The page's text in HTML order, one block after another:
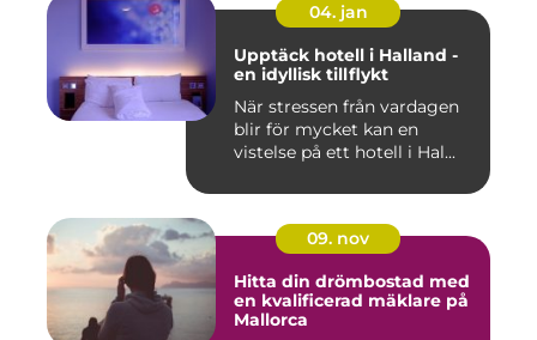
04. jan
Upptäck hotell i Halland -
en idyllisk tillflykt
När stressen från vardagen
blir för mycket kan en
vistelse på ett hotell i Hal...
09. nov
Hitta din drömbostad med
en kvalificerad mäklare på
Mallorca